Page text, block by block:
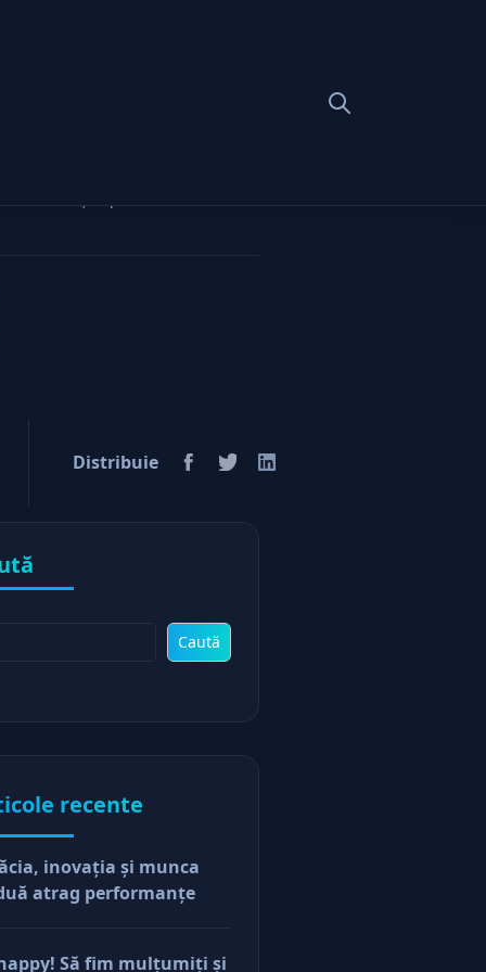
Distribuie
Caută
recente
inovaţia şi munca
atrag performanţe
Să fim mulţumiţi şi